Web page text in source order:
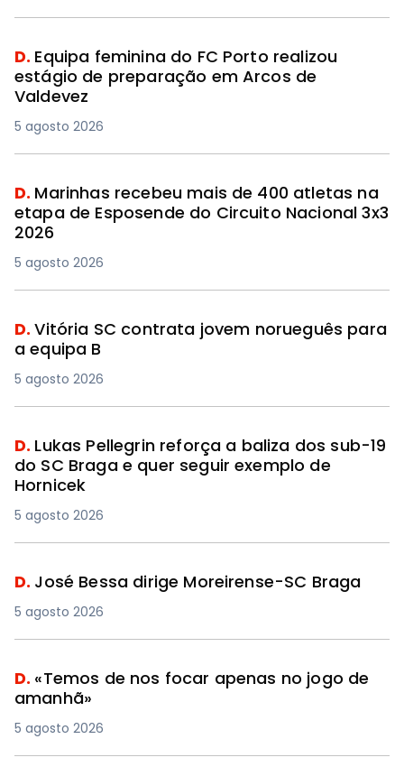
D. Equipa feminina do FC Porto realizou
estágio de preparação em Arcos de
Valdevez
5 agosto 2026
D. Marinhas recebeu mais de 400 atletas na
etapa de Esposende do Circuito Nacional 3x3
2026
5 agosto 2026
D.Vitória SC contrata jovem norueguês para
a equipa B
5 agosto 2026
D. Lukas Pellegrin reforça a baliza dos sub-19
do SC Braga e quer seguir exemplo de
Hornicek
5 agosto 2026
D. José Bessa dirige Moreirense-SC Braga
5 agosto 2026
D. «Temos de nos focar apenas no jogo de
amanhã»
5 agosto 2026